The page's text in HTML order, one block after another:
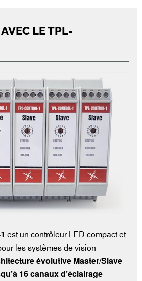
LE TPL-
est un contrôleur LED compact et
les systèmes de vision
évolutive Master/Slave
16 canaux d’éclairage